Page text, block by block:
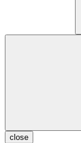
close